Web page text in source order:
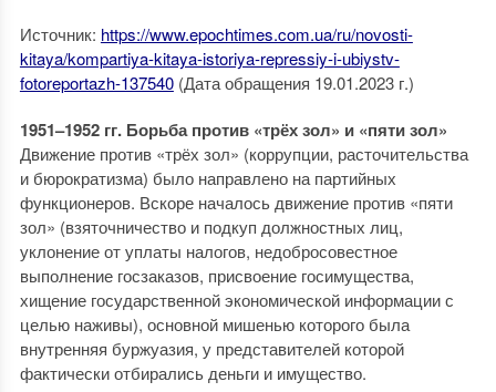
Источник: https://www.epochtimes.com.ua/ru/novosti-
kitaya/kompartiya-kitaya-istoriya-repressiy-i-ubiystv-
fotoreportazh-137540(Дата обращения 19.01.2023 г.)
1951–1952 гг. Борьба против «трёх зол» и «пяти зол»
Движение против «трёх зол» (коррупции, расточительства
и бюрократизма) было направлено на партийных
функционеров. Вскоре началось движение против «пяти
зол» (взяточничество и подкуп должностных лиц,
уклонение от уплаты налогов, недобросовестное
выполнение госзаказов, присвоение госимущества,
хищение государственной экономической информации с
целью наживы), основной мишенью которого была
внутренняя буржуазия, у представителей которой
фактически отбирались деньги и имущество.